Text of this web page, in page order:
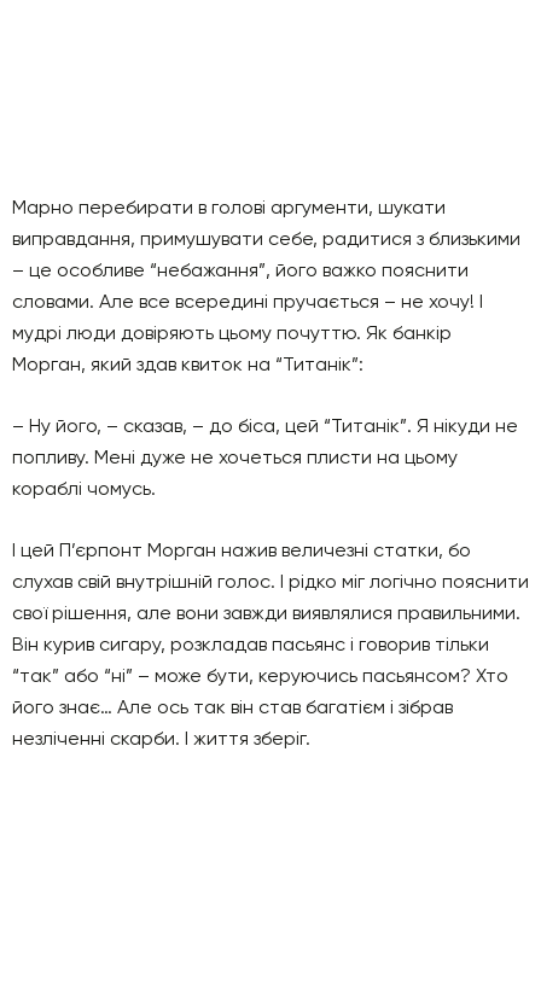
Марно перебирати в голові аргументи, шукати
виправдання, примушувати себе, радитися з близькими
– це особливе “небажання”, його важко пояснити
словами. Але все всередині пручається – не хочу! І
мудрі люди довіряють цьому почуттю. Як банкір
Морган, який здав квиток на “Титанік”:
– Ну його, – сказав, – до біса, цей “Титанік”. Я нікуди не
попливу. Мені дуже не хочеться плисти на цьому
кораблі чомусь.
І цей П’єрпонт Морган нажив величезні статки, бо
слухав свій внутрішній голос. І рідко міг логічно пояснити
свої рішення, але вони завжди виявлялися правильними.
Він курив сигару, розкладав пасьянс і говорив тільки
“так” або “ні” – може бути, керуючись пасьянсом? Хто
його знає… Але ось так він став багатієм і зібрав
незліченні скарби. І життя зберіг.